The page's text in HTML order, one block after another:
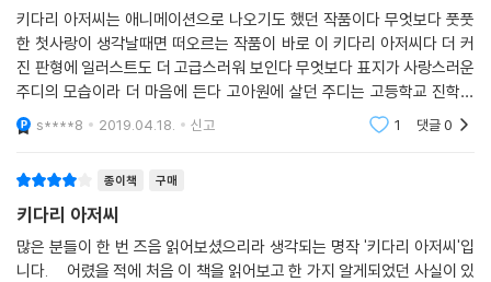
키다리 아저씨는 애니메이션으로 나오기도 했던 작품이다 무엇보다 풋풋
한 첫사랑이 생각날때면 떠오르는 작품이 바로 이 키다리 아저씨다 더 커
진 판형에 일러스트도 더 고급스러워 보인다 무엇보다 표지가 사랑스러운
주디의 모습이라 더 마음에 든다 고아원에 살던 주디는 고등학교 진학을
하게 된다 후원자의 도움으로 고등학교에 가게 된 주디 학교에서 새로운
출발을 하는 주디 후
s****8 2019.04.18. 신고 1 댓글0
종이책 구매
키다리 아저씨
많은 분들이 한 번 즈음 읽어보셨으리라 생각되는 명작 '키다리 아저씨'입
니다. 어렸을 적에 처음 이 책을 읽어보고 한 가지 알게되었던 사실이 있